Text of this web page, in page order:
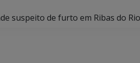
suspeito de furto em Ribas do